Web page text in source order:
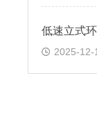
低速立式
2025-12-